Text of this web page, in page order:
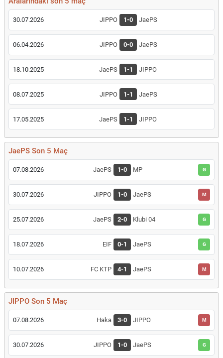
30.07.2026 JIPPO 1-0 JaePS
06.04.2026 JIPPO 0-0 JaePS
18.10.2025 JaePS 1-1 JIPPO
08.07.2025 JIPPO 1-1 JaePS
17.05.2025 JaePS 1-1 JIPPO
JaePS Son 5 Maç
07.08.2026 JaePS 1-0 MP G
30.07.2026 JIPPO 1-0 JaePS M
25.07.2026 JaePS 2-0 Klubi 04 G
18.07.2026 EIF 0-1 JaePS G
10.07.2026 FC KTP 4-1 JaePS M
JIPPO Son 5 Maç
07.08.2026 Haka 3-0 JIPPO M
30.07.2026 JIPPO 1-0 JaePS G